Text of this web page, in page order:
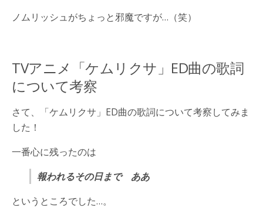
ノムリッシュがちょっと邪魔ですが…（笑）
TVアニメ「ケムリクサ」ED曲の歌詞
について考察
さて、「ケムリクサ」ED曲の歌詞について考察してみま
した！
一番心に残ったのは
報われるその日まで ああ
というところでした…。